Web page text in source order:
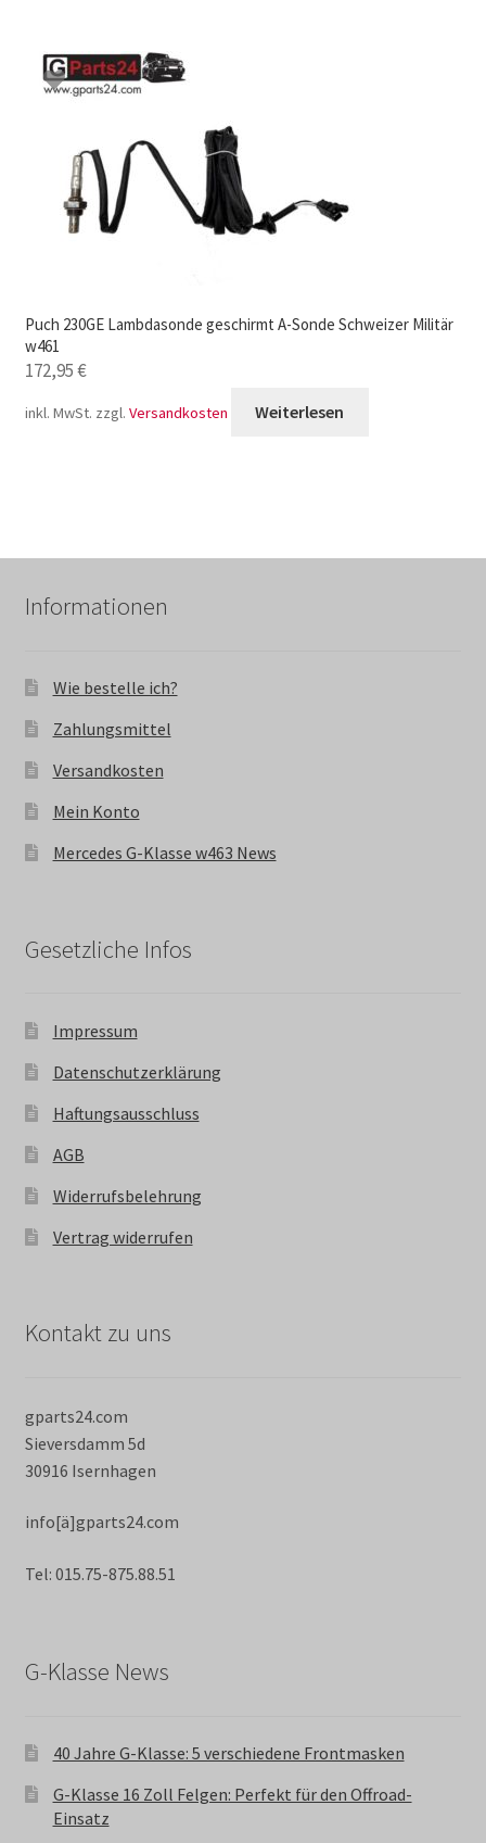
Puch 230GE Lambdasonde geschirmt A-Sonde Schweizer Militär
w461
172,95€
inkl. MwSt. zzgl. Versandkosten Weiterlesen
Informationen
Wie bestelle ich?
Zahlungsmittel
Versandkosten
Mein Konto
Mercedes G-Klasse w463 News
Gesetzliche Infos
Impressum
Datenschutzerklärung
Haftungsausschluss
AGB
Widerrufsbelehrung
Vertrag widerrufen
Kontakt zu uns
gparts24.com
Sieversdamm 5d
30916 Isernhagen
info[ä]gparts24.com
Tel: 015.75-875.88.51
G-Klasse News
40 Jahre G-Klasse: 5 verschiedene Frontmasken
G-Klasse 16 Zoll Felgen: Perfekt für den Offroad-
Einsatz